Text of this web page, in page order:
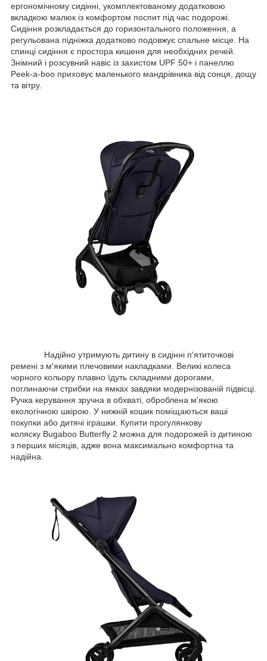
ергономічному сидінні, укомплектованому додатковою
вкладкою малюк із комфортом поспит під час подорожі.
Сидіння розкладається до горизонтального положення, а
регульована підніжка додатково подовжує спальне місце. На
спинці сидіння є простора кишеня для необхідних речей.
Знімний і розсувний навіс із захистом UPF 50+ і панеллю
Peek-a-boo приховує маленького мандрівника від сонця, дощу
та вітру.
Надійно утримують дитину в сидінні п'ятиточкові
ремені з м'якими плечовими накладками. Великі колеса
чорного кольору плавно їдуть складними дорогами,
поглинаючи стрибки на ямках завдяки модернізованій підвісці.
Ручка керування зручна в обхваті, оброблена м'якою
екологічною шкірою. У нижній кошик поміщаються ваші
покупки або дитячі іграшки. Купити прогулянкову
коляску Bugaboo Butterfly 2 можна для подорожей із дитиною
з перших місяців, адже вона максимально комфортна та
надійна.